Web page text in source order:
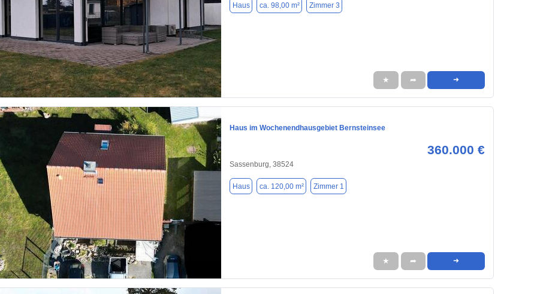
1 / 16
Haus ca. 98,00 m² Zimmer 3
★ ➦ ➜
Haus im Wochenendhausgebiet Bernsteinsee
360.000 €
Sassenburg, 38524
Haus ca. 120,00 m² Zimmer 1
★ ➦ ➜